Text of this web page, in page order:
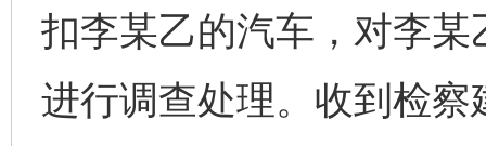
扣李某乙的汽车，对李
进行调查处理。收到检